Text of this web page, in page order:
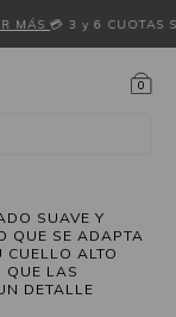
MÁS 💳 3 y 6 CUOTAS
0
SUAVE Y
QUE SE ADAPTA
CUELLO ALTO
QUE LAS
DETALLE